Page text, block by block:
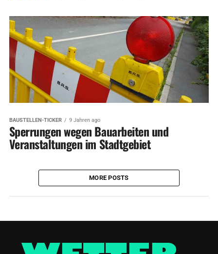
BAUSTELLEN-TICKER 9 Jahren ago
Sperrungen wegen Bauarbeiten und
Veranstaltungen im Stadtgebiet
MORE POSTS